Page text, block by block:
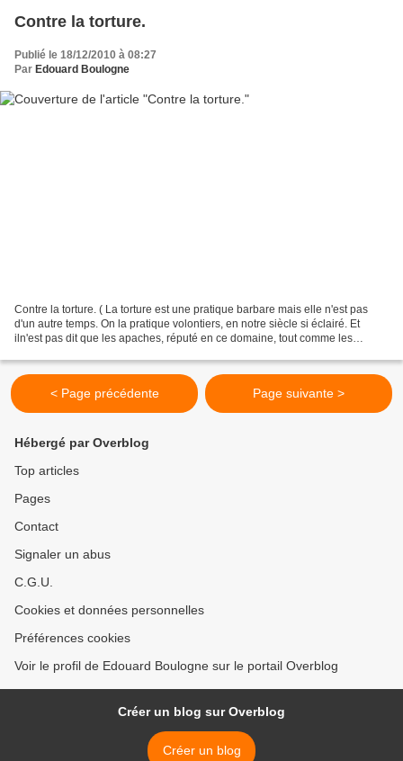
Contre la torture.
Publié le 18/12/2010 à 08:27
Par Edouard Boulogne
Contre la torture. ( La torture est une pratique barbare mais elle n'est pas
d'un autre temps. On la pratique volontiers, en notre siècle si éclairé. Et
iln'est pas dit que les apaches, réputé en ce domaine, tout comme les
< Page précédente Page suivante >
Hébergé par Overblog
Top articles
Pages
Contact
Signaler un abus
C.G.U.
Cookies et données personnelles
Préférences cookies
Voir le profil de Edouard Boulogne sur le portail Overblog
Créer un blog sur Overblog
Créer un blog